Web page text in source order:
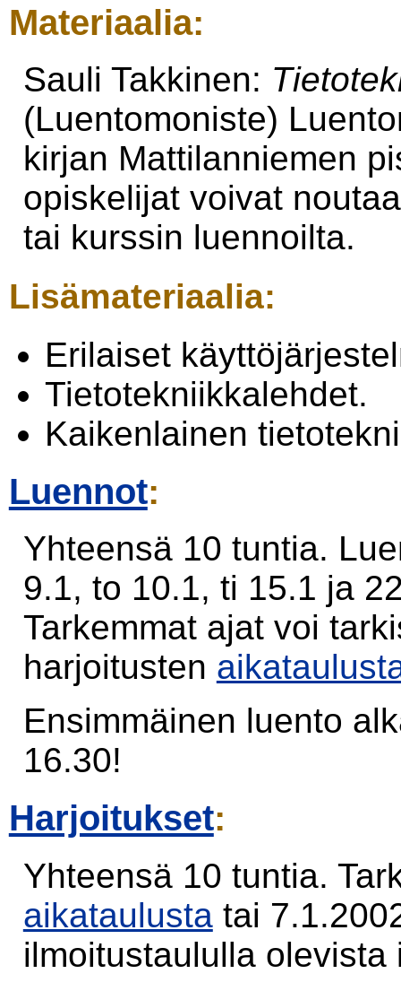
Materiaalia:
Sauli Takkinen:
(Luentomoniste)
kirjan Mattilanniemen
opiskelijat voivat
tai kurssin luennoilta.
Lisämateriaalia:
Erilaiset
Tietotekniikkalehdet.
Kaikenlainen
Luennot:
Yhteensä 10 tuntia.
9.1, to 10.1, ti 15.1 ja
Tarkemmat ajat voi
harjoitusten
Ensimmäinen luento
16.30!
Harjoitukset:
Yhteensä 10 tuntia.
aikataulustatai
ilmoitustaululla